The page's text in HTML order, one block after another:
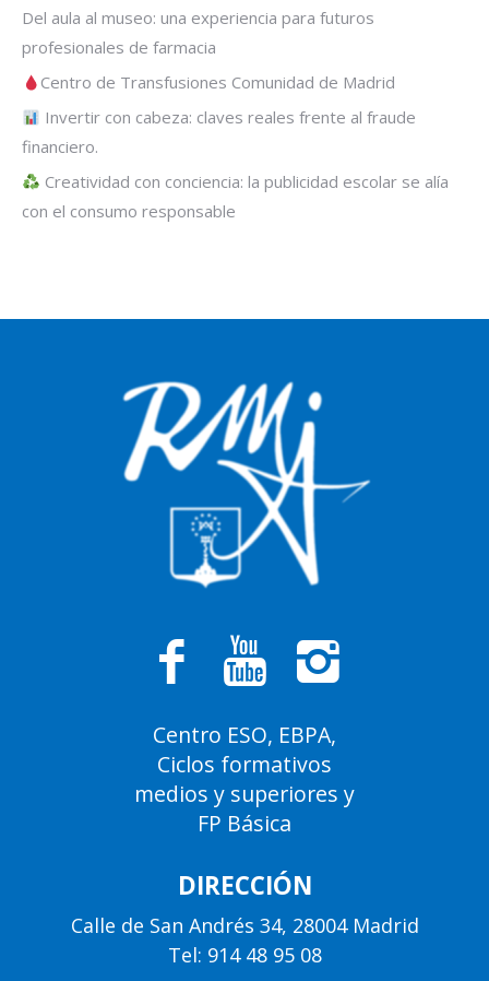
Del aula al museo: una experiencia para futuros
profesionales de farmacia
Centro de Transfusiones Comunidad de Madrid
Invertir con cabeza: claves reales frente al fraude
financiero.
Creatividad con conciencia: la publicidad escolar se alía
con el consumo responsable
Centro ESO, EBPA,
Ciclos formativos
medios y superiores y
FP Básica
DIRECCIÓN
Calle de San Andrés 34, 28004 Madrid
Tel: 914 48 95 08